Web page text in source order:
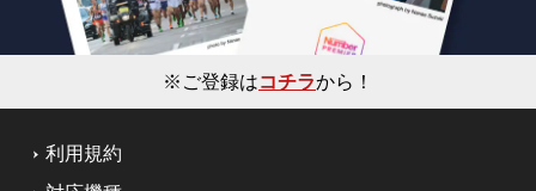
※ご登録はコチラから！
利用規約